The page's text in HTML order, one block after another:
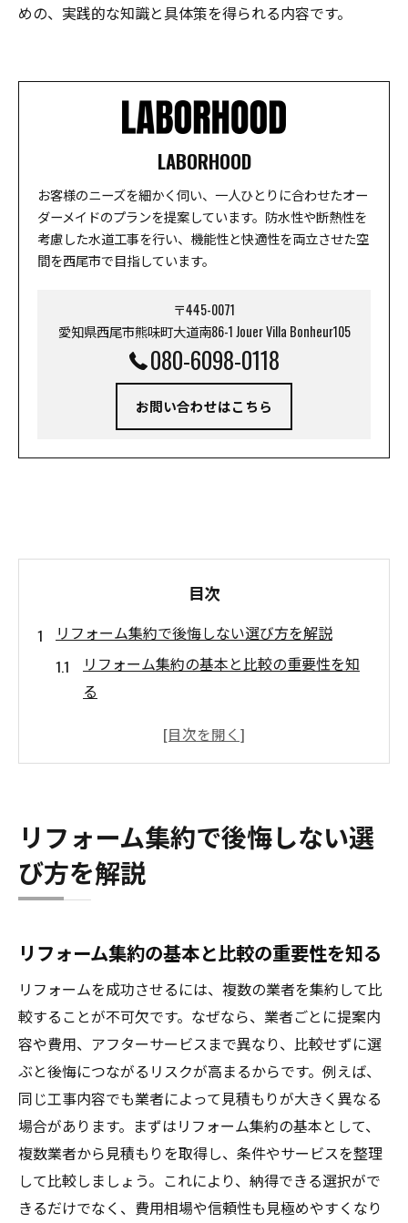
めの、実践的な知識と具体策を得られる内容です。
LABORHOOD
お客様のニーズを細かく伺い、一人ひとりに合わせたオー
ダーメイドのプランを提案しています。防水性や断熱性を
考慮した水道工事を行い、機能性と快適性を両立させた空
間を西尾市で目指しています。
〒445-0071
愛知県西尾市熊味町大道南86-1 Jouer Villa Bonheur105
080-6098-0118
お問い合わせはこちら
目次
リフォーム集約で後悔しない選び方を解説
リフォーム集約の基本と比較の重要性を知
る
リフォーム業者の見極め方と集約活用法
集約で後悔しないリフォーム計画の立て方
効率的なリフォーム比較の極意とは
複数リフォーム業者比較のポイントを押さ
リフォーム費用や内容の比較基準を理解す
る
リフォーム集約で分かる施工範囲の違い
実例やブログから得る比較の実践知識
見積もり比較で失敗しない注意点とは
効率的なリフォーム集約活用の流れ
安心できるリフォーム進行のポイント
リフォーム進行時のトラブル回避策を学ぶ
事前契約と見積もり内容の確認ポイント
リフォーム集約で後悔しない選
び方を解説
リフォーム集約の基本と比較の重要性を知る
リフォームを成功させるには、複数の業者を集約して比
較することが不可欠です。なぜなら、業者ごとに提案内
容や費用、アフターサービスまで異なり、比較せずに選
ぶと後悔につながるリスクが高まるからです。例えば、
同じ工事内容でも業者によって見積もりが大きく異なる
場合があります。まずはリフォーム集約の基本として、
複数業者から見積もりを取得し、条件やサービスを整理
して比較しましょう。これにより、納得できる選択がで
きるだけでなく、費用相場や信頼性も見極めやすくなり